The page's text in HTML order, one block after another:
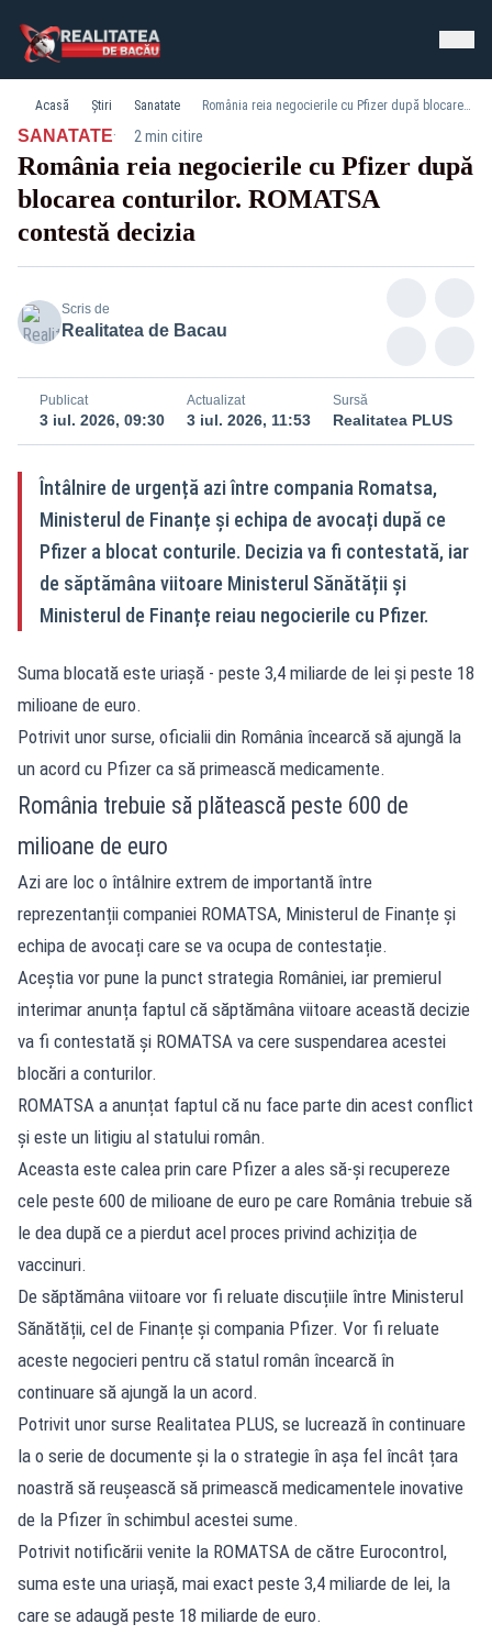
Acasă Știri Sanatate România reia negocierile cu Pfizer după blocarea conturilor. ROMATSA contestă decizia
SANATATE· 2 min citire
România reia negocierile cu Pfizer după
blocarea conturilor. ROMATSA
contestă decizia
Scris de
Realitatea de Bacau
Publicat
3 iul. 2026, 09:30
Actualizat
3 iul. 2026, 11:53
Sursă
Realitatea PLUS
Întâlnire de urgență azi între compania Romatsa,
Ministerul de Finanțe și echipa de avocați după ce
Pfizer a blocat conturile. Decizia va fi contestată, iar
de săptămâna viitoare Ministerul Sănătății și
Ministerul de Finanțe reiau negocierile cu Pfizer.
Suma blocată este uriașă - peste 3,4 miliarde de lei și peste 18
milioane de euro.
Potrivit unor surse, oficialii din România încearcă să ajungă la
un acord cu Pfizer ca să primească medicamente.
România trebuie să plătească peste 600 de
milioane de euro
Azi are loc o întâlnire extrem de importantă între
reprezentanții companiei ROMATSA, Ministerul de Finanțe și
echipa de avocați care se va ocupa de contestație.
Aceștia vor pune la punct strategia României, iar premierul
interimar anunța faptul că săptămâna viitoare această decizie
va fi contestată și ROMATSA va cere suspendarea acestei
blocări a conturilor.
ROMATSA a anunțat faptul că nu face parte din acest conflict
și este un litigiu al statului român.
Aceasta este calea prin care Pfizer a ales să-și recupereze
cele peste 600 de milioane de euro pe care România trebuie să
le dea după ce a pierdut acel proces privind achiziția de
vaccinuri.
De săptămâna viitoare vor fi reluate discuțiile între Ministerul
Sănătății, cel de Finanțe și compania Pfizer. Vor fi reluate
aceste negocieri pentru că statul român încearcă în
continuare să ajungă la un acord.
Potrivit unor surse Realitatea PLUS, se lucrează în continuare
la o serie de documente și la o strategie în așa fel încât țara
noastră să reușească să primească medicamentele inovative
de la Pfizer în schimbul acestei sume.
Potrivit notificării venite la ROMATSA de către Eurocontrol,
suma este una uriașă, mai exact peste 3,4 miliarde de lei, la
care se adaugă peste 18 miliarde de euro.